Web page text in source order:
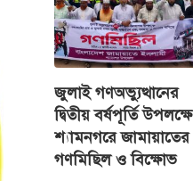
জুলাই গণঅভ্যুত্থানের
দ্বিতীয় বর্ষপূর্তি উপলক্ষে
শ্যামনগরে জামায়াতের
গণমিছিল ও বিক্ষোভ